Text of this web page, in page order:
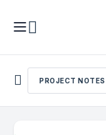
PROJECT NOTES